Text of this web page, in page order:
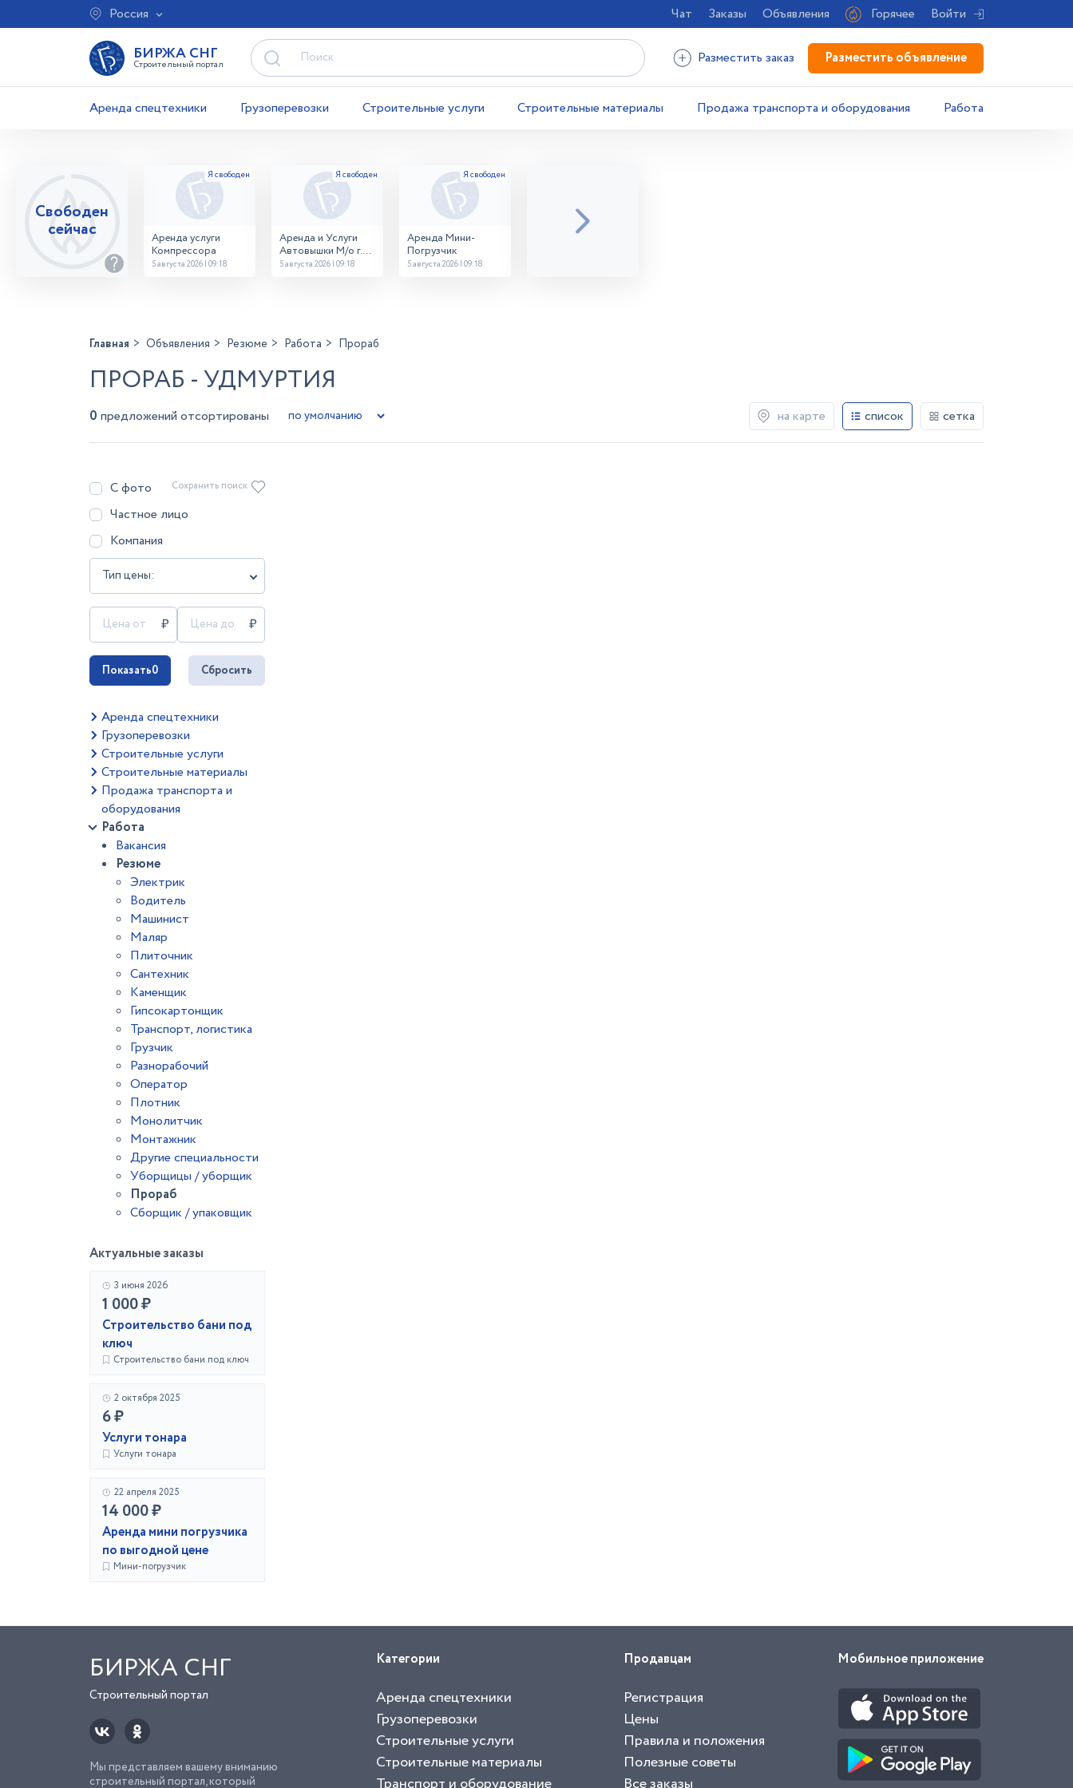
Россия Чат Заказы Объявления Горячее Войти
БИРЖА СНГ
Строительный портал Разместить заказ Разместить объявление
Аренда спецтехники Грузоперевозки Строительные услуги Строительные материалы Продажа транспорта и оборудования Работа
Свободен
сейчас
Аренда услуги
Компрессора
5 августа 2026 | 09:18
Аренда и Услуги
Автовышки М/о г.
Домодедово
5 августа 2026 | 09:18
Аренда Мини-
Погрузчик
5 августа 2026 | 09:18
Главная Объявления Резюме Работа Прораб
ПРОРАБ - УДМУРТИЯ
0 предложений отсортированы на карте список сетка
С фото
Частное лицо
Компания
Тип цены:
Сохранить поиск
Показать0 Сбросить
Аренда спецтехники
Грузоперевозки
Строительные услуги
Строительные материалы
Продажа транспорта и
оборудования
Работа
Вакансия
Резюме
Электрик
Водитель
Машинист
Маляр
Плиточник
Сантехник
Каменщик
Гипсокартонщик
Транспорт, логистика
Грузчик
Разнорабочий
Оператор
Плотник
Монолитчик
Монтажник
Другие специальности
Уборщицы / уборщик
Прораб
Сборщик / упаковщик
Актуальные заказы
3 июня 2026
1 000 ₽
Строительство бани под
ключ
Строительство бани под ключ
2 октября 2025
6 ₽
Услуги тонара
Услуги тонара
22 апреля 2025
14 000 ₽
Аренда мини погрузчика
по выгодной цене
Мини-погрузчик
БИРЖА СНГ
Строительный портал
Мы представляем вашему вниманию
строительный портал, который
Категории
Аренда спецтехники
Грузоперевозки
Строительные услуги
Строительные материалы
Продавцам
Регистрация
Цены
Правила и положения
Полезные советы
Мобильное приложение